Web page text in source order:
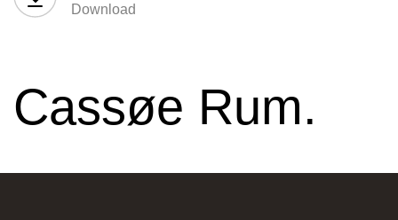
Download
Cassøe Rum.
Industrivænget 16, 3400 Hillerød, Danmark